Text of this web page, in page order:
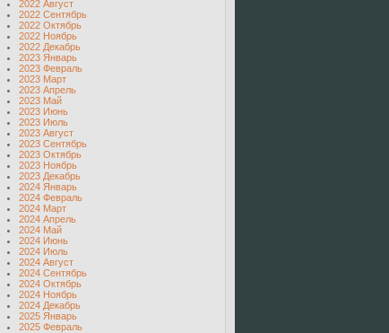
2022 Август
2022 Сентябрь
2022 Октябрь
2022 Ноябрь
2022 Декабрь
2023 Январь
2023 Февраль
2023 Март
2023 Апрель
2023 Май
2023 Июнь
2023 Июль
2023 Август
2023 Сентябрь
2023 Октябрь
2023 Ноябрь
2023 Декабрь
2024 Январь
2024 Февраль
2024 Март
2024 Апрель
2024 Май
2024 Июнь
2024 Июль
2024 Август
2024 Сентябрь
2024 Октябрь
2024 Ноябрь
2024 Декабрь
2025 Январь
2025 Февраль